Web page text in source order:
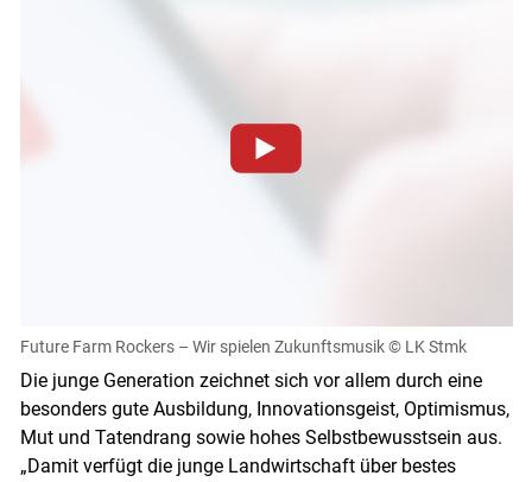
einsehen und korrigieren
Akzeptieren
Cookies Einstellungen
Future Farm Rockers – Wir spielen Zukunftsmusik © LK Stmk
Die junge Generation zeichnet sich vor allem durch eine
besonders gute Ausbildung, Innovationsgeist, Optimismus,
Mut und Tatendrang sowie hohes Selbstbewusstsein aus.
„Damit verfügt die junge Landwirtschaft über bestes